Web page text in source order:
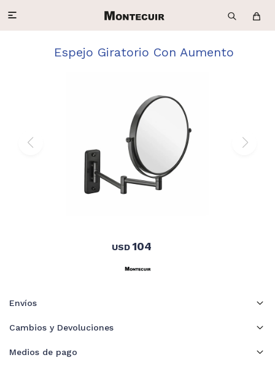

Espejo Giratorio Con Aumento
USD 104
Envíos
Cambios y Devoluciones
Medios de pago